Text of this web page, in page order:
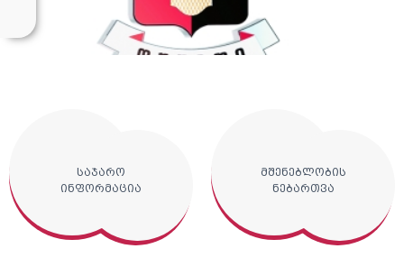
საჯარო
ინფორმაცია
მშენებლობის
ნებართვა